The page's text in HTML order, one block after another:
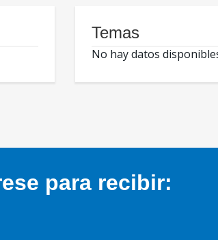
Temas
No hay datos
para recibir: